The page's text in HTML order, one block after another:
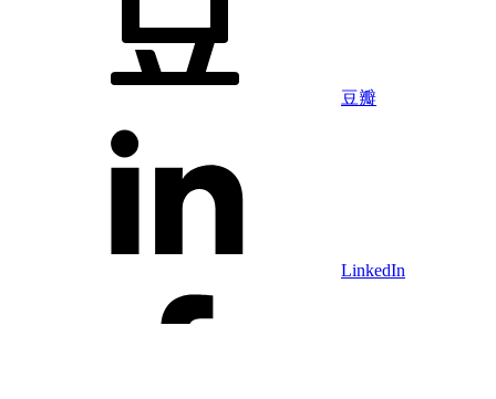
豆瓣
LinkedIn